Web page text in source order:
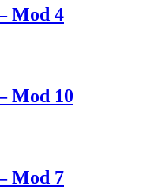
Mod 4
Mod 10
Mod 7